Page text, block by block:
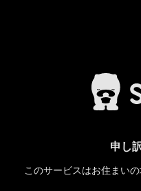
申し
このサービスはお住まい